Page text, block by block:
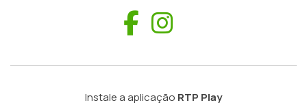
Facebook
Instale a aplicação RTP Play